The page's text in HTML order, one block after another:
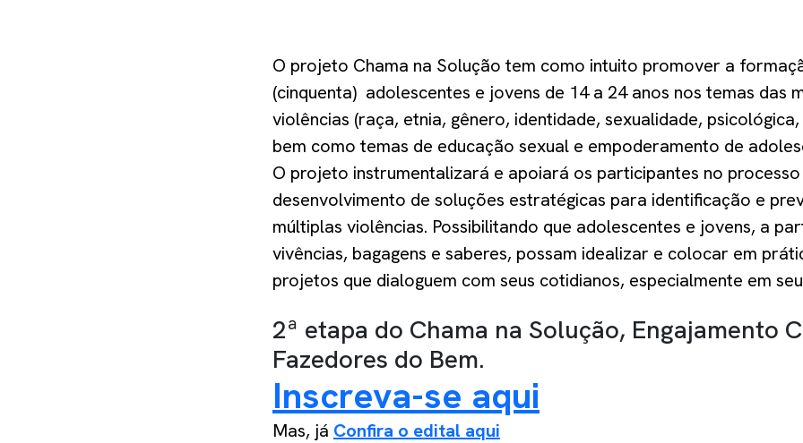
O projeto Chama na Solução tem como intuito promover a
(cinquenta) adolescentes e jovens de 14 a 24 anos nos temas das
violências (raça, etnia, gênero, identidade, sexualidade,
bem como temas de educação sexual e empoderamento de
O projeto instrumentalizará e apoiará os participantes no
desenvolvimento de soluções estratégicas para identificação e
múltiplas violências. Possibilitando que adolescentes e jovens, a
vivências, bagagens e saberes, possam idealizar e colocar em
projetos que dialoguem com seus cotidianos, especialmente em
2ª etapa do Chama na Solução, Engajamento
Fazedores do Bem.
Inscreva-se aqui
Mas, já Confira o edital aqui